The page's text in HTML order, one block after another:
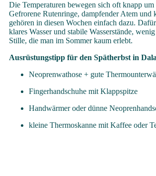
Die Temperaturen bewegen sich oft knapp
Gefrorene Rutenringe, dampfender Atem und
gehören in diesen Wochen einfach dazu.
klares Wasser und stabile Wasserstände,
Stille, die man im Sommer kaum erlebt.
Ausrüstungstipp für den Spätherbst in
Neoprenwathose + gute
Fingerhandschuhe mit Klappspitze
Handwärmer oder dünne
kleine Thermoskanne mit Kaffee oder